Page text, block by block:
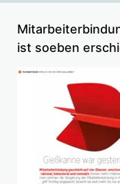
ist soeben